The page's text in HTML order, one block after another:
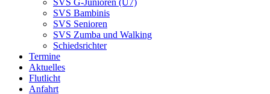
SVS G‑Junioren (U7)
SVS Bambinis
SVS Senioren
SVS Zumba und Walking
Schiedsrichter
Termine
Aktuelles
Flutlicht
Anfahrt